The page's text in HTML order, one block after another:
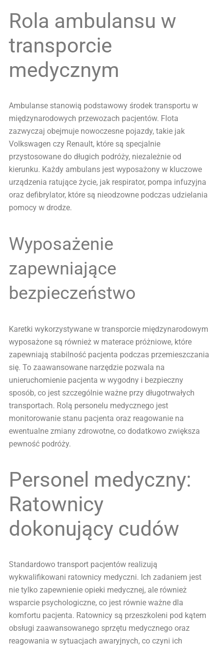
Rola ambulansu w
transporcie
medycznym
Ambulanse stanowią podstawowy środek transportu w
międzynarodowych przewozach pacjentów. Flota
zazwyczaj obejmuje nowoczesne pojazdy, takie jak
Volkswagen czy Renault, które są specjalnie
przystosowane do długich podróży, niezależnie od
kierunku. Każdy ambulans jest wyposażony w kluczowe
urządzenia ratujące życie, jak respirator, pompa infuzyjna
oraz defibrylator, które są nieodzowne podczas udzielania
pomocy w drodze.
Wyposażenie
zapewniające
bezpieczeństwo
Karetki wykorzystywane w transporcie międzynarodowym
wyposażone są również w materace próżniowe, które
zapewniają stabilność pacjenta podczas przemieszczania
się. To zaawansowane narzędzie pozwala na
unieruchomienie pacjenta w wygodny i bezpieczny
sposób, co jest szczególnie ważne przy długotrwałych
transportach. Rolą personelu medycznego jest
monitorowanie stanu pacjenta oraz reagowanie na
ewentualne zmiany zdrowotne, co dodatkowo zwiększa
pewność podróży.
Personel medyczny:
Ratownicy
dokonujący cudów
Standardowo transport pacjentów realizują
wykwalifikowani ratownicy medyczni. Ich zadaniem jest
nie tylko zapewnienie opieki medycznej, ale również
wsparcie psychologiczne, co jest równie ważne dla
komfortu pacjenta. Ratownicy są przeszkoleni pod kątem
obsługi zaawansowanego sprzętu medycznego oraz
reagowania w sytuacjach awaryjnych, co czyni ich